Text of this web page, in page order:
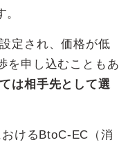
定され、価格が低
を申し込むこともあ
は相手先として選
けるBtoC-EC（消